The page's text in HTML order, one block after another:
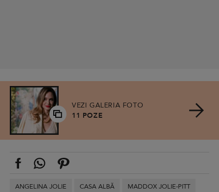
VEZI GALERIA FOTO
11 POZE
ANGELINA JOLIE CASA ALBĂ MADDOX JOLIE-PITT